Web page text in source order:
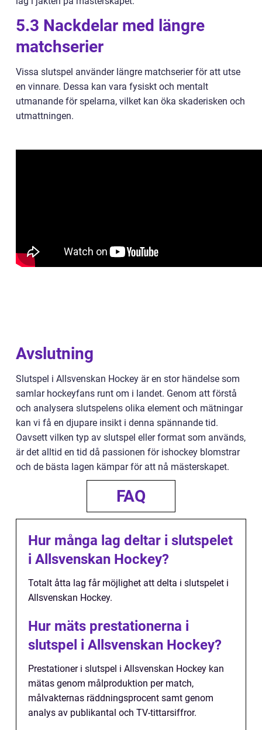
5.3 Nackdelar med längre
matchserier
Vissa slutspel använder längre matchserier för att utse
en vinnare. Dessa kan vara fysiskt och mentalt
utmanande för spelarna, vilket kan öka skaderisken och
utmattningen.
Avslutning
Slutspel i Allsvenskan Hockey är en stor händelse som
samlar hockeyfans runt om i landet. Genom att förstå
och analysera slutspelens olika element och mätningar
kan vi få en djupare insikt i denna spännande tid.
Oavsett vilken typ av slutspel eller format som används,
är det alltid en tid då passionen för ishockey blomstrar
och de bästa lagen kämpar för att nå mästerskapet.
FAQ
Hur många lag deltar i slutspelet
i Allsvenskan Hockey?
Totalt åtta lag får möjlighet att delta i slutspelet i
Allsvenskan Hockey.
Hur mäts prestationerna i
slutspel i Allsvenskan Hockey?
Prestationer i slutspel i Allsvenskan Hockey kan
mätas genom målproduktion per match,
målvakternas räddningsprocent samt genom
analys av publikantal och TV-tittarsiffror.